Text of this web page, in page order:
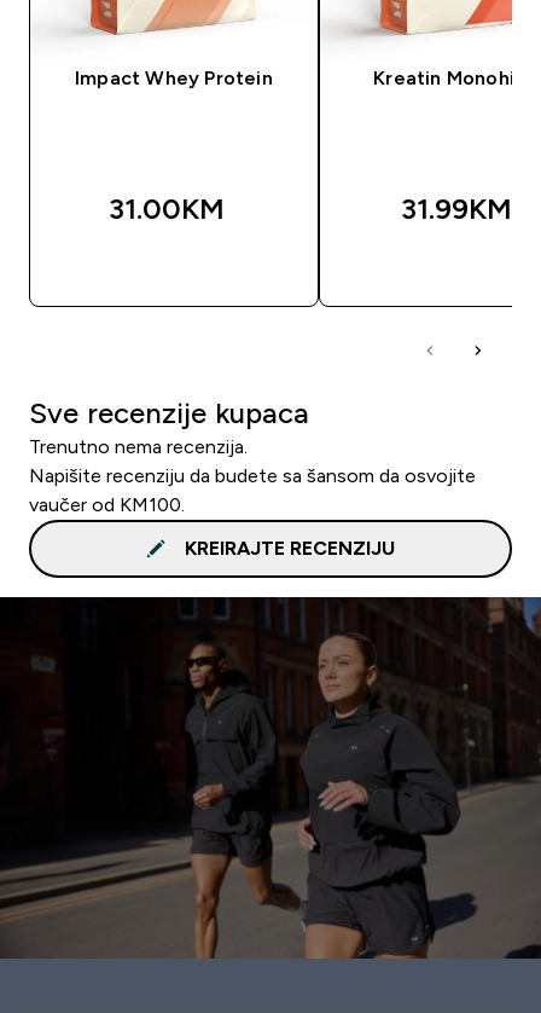
Impact Whey Protein
31.00KM‎
Kreatin
31.99KM‎
Sve recenzije kupaca
Trenutno nema recenzija.
Napišite recenziju da budete sa šansom da osvojite
vaučer od KM100.
KREIRAJTE RECENZIJU